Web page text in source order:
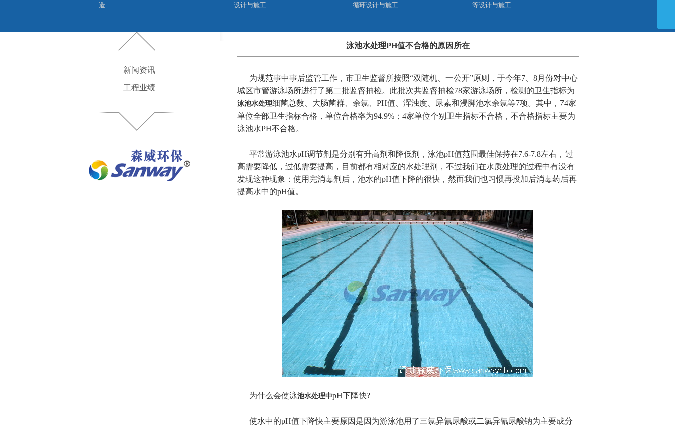
造
设计与施工
循环设计与施工
等设计与施工
新闻资讯
工程业绩
泳池水处理PH值不合格的原因所在
为规范事中事后监管工作，市卫生监督所按照“双随机、一公开”原则，于今年7、8月份对中心
城区市管游泳场所进行了第二批监督抽检。此批次共监督抽检78家游泳场所，检测的卫生指标为
泳池水处理细菌总数、大肠菌群、余氯、PH值、浑浊度、尿素和浸脚池水余氯等7项。其中，74家
单位全部卫生指标合格，单位合格率为94.9%；4家单位个别卫生指标不合格，不合格指标主要为
泳池水PH不合格。
平常游泳池水pH调节剂是分别有升高剂和降低剂，泳池pH值范围最佳保持在7.6-7.8左右，过
高需要降低，过低需要提高，目前都有相对应的水处理剂，不过我们在水质处理的过程中有没有
发现这种现象：使用完消毒剂后，池水的pH值下降的很快，然而我们也习惯再投加后消毒药后再
提高水中的pH值。
为什么会使泳池水处理中pH下降快?
使水中的pH值下降快主要原因是因为游泳池用了三氯异氰尿酸或二氯异氰尿酸钠为主要成分